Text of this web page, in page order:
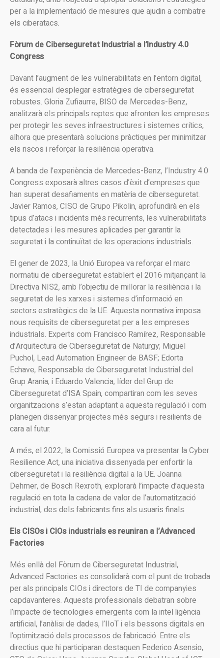
per a la implementació de mesures que ajudin a combatre
els ciberatacs.
Fòrum de Ciberseguretat Industrial a l’Industry 4.0
Congress
Davant l’augment de les vulnerabilitats en l’entorn digital,
és essencial desplegar estratègies de ciberseguretat
robustes. Gloria Zufiaurre, BISO de Mercedes-Benz,
analitzarà els principals reptes que afronten les empreses
per protegir les seves infraestructures i sistemes crítics,
alhora que presentarà solucions pràctiques per minimitzar
els riscos i reforçar la resiliència operativa.
A banda de l’experiència de Mercedes-Benz, l’Industry 4.0
Congress exposarà altres casos d’èxit d’empreses que
han superat desafiaments en matèria de ciberseguretat.
Javier Ramos, CISO de Grupo Pikolin, aprofundirà en els
tipus d’atacs i incidents més recurrents, les vulnerabilitats
detectades i les mesures aplicades per garantir la
seguretat i la continuïtat de les operacions industrials.
El gener de 2023, la Unió Europea va reforçar el marc
normatiu de ciberseguretat establert el 2016 mitjançant la
Directiva NIS2, amb l’objectiu de millorar la resiliència i la
seguretat de les xarxes i sistemes d’informació en
sectors estratègics de la UE. Aquesta normativa imposa
nous requisits de ciberseguretat per a les empreses
industrials. Experts com Francisco Ramírez, Responsable
d’Arquitectura de Ciberseguretat de Naturgy; Miguel
Puchol, Lead Automation Engineer de BASF; Edorta
Echave, Responsable de Ciberseguretat Industrial del
Grup Arania; i Eduardo Valencia, líder del Grup de
Ciberseguretat d’ISA Spain, compartiran com les seves
organitzacions s’estan adaptant a aquesta regulació i com
planegen dissenyar projectes més segurs i resilients de
cara al futur.
A més, el 2022, la Comissió Europea va presentar la Cyber
Resilience Act, una iniciativa dissenyada per enfortir la
ciberseguretat i la resiliència digital a la UE. Joanna
Dehmer, de Bosch Rexroth, explorarà l’impacte d’aquesta
regulació en tota la cadena de valor de l’automatització
industrial, des dels fabricants fins als usuaris finals.
Els CISOs i CIOs industrials es reuniran a l’Advanced
Factories
Més enllà del Fòrum de Ciberseguretat Industrial,
Advanced Factories es consolidarà com el punt de trobada
per als principals CIOs i directors de TI de companyies
capdavanteres. Aquests professionals debatran sobre
l’impacte de tecnologies emergents com la intel·ligència
artificial, l’anàlisi de dades, l’IIoT i els bessons digitals en
l’optimització dels processos de fabricació. Entre els
directius que hi participaran destaquen Federico Asensio,